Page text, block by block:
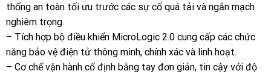
thống an toàn tối ưu trước các sự cố quá tải và ngắn mạch
nghiêm trọng.
– Tích hợp bộ điều khiển MicroLogic 2.0 cung cấp các chức
năng bảo vệ điện tử thông minh, chính xác và linh hoạt.
– Cơ chế vận hành cố định bằng tay đơn giản, tin cậy với độ